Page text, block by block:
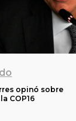
opinó sobre
COP16